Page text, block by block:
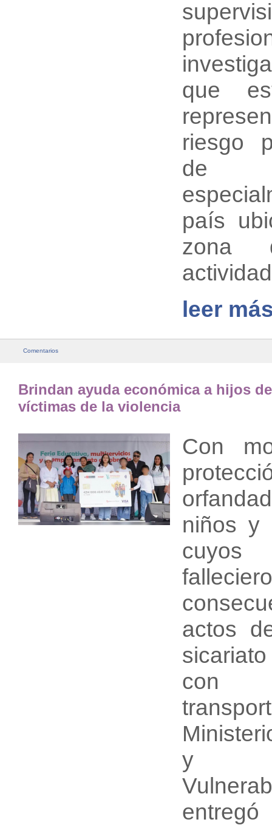
que
riesgo
de
país
zona
leer
Comentarios
Brindan ayuda económica a hijos
víctimas de la violencia
Con
niños y
actos
con
y